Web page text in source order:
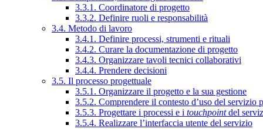
3.3.1. Coordinatore di progetto
3.3.2. Definire ruoli e responsabilità
3.4. Metodo di lavoro
3.4.1. Definire processi, strumenti e rituali
3.4.2. Curare la documentazione di progetto
3.4.3. Organizzare tavoli tecnici collaborativi
3.4.4. Prendere decisioni
3.5. Il processo progettuale
3.5.1. Organizzare il progetto e la sua gestione
3.5.2. Comprendere il contesto d’uso del servizio
3.5.3. Progettare i processi e i touchpointdel
3.5.4. Realizzare l’interfaccia utente del servizio